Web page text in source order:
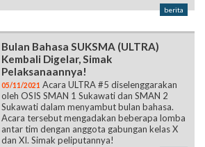
berita
Bulan Bahasa SUKSMA (ULTRA)
Kembali Digelar, Simak
Pelaksanaannya!
05/11/2021 Acara ULTRA #5 diselenggarakan
oleh OSIS SMAN 1 Sukawati dan SMAN 2
Sukawati dalam menyambut bulan bahasa.
Acara tersebut mengadakan beberapa lomba
antar tim dengan anggota gabungan kelas X
dan XI. Simak peliputannya!